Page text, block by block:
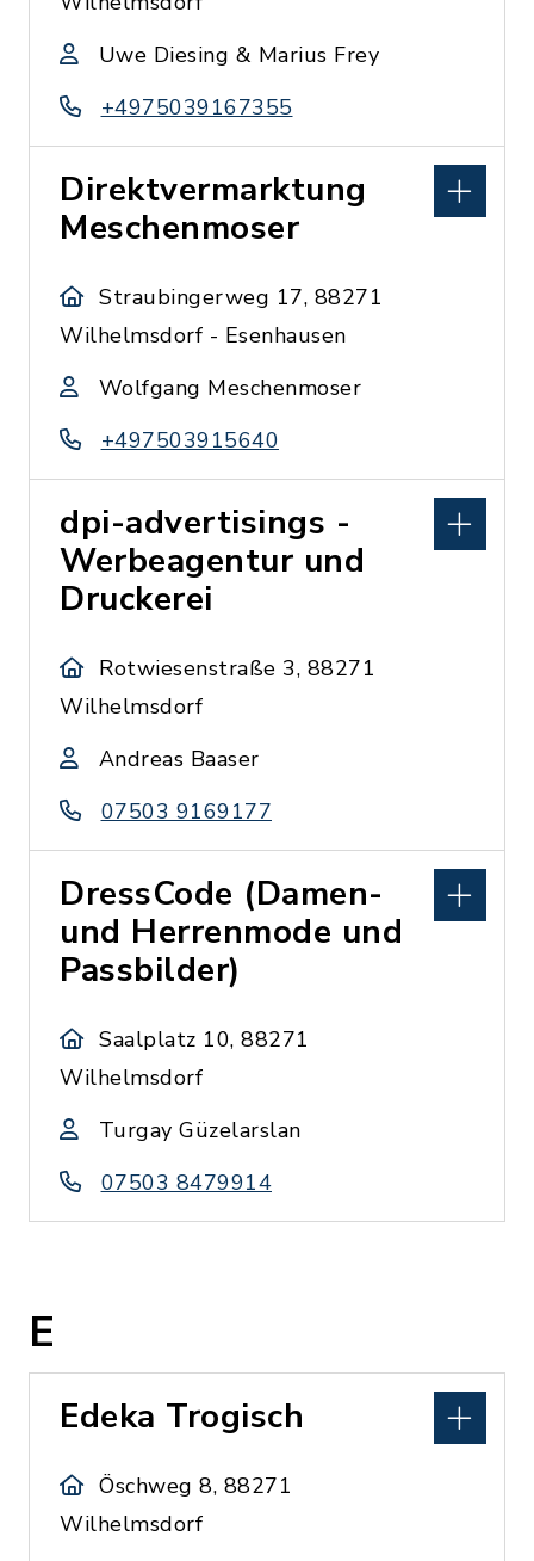
Uwe Diesing & Marius Frey
+4975039167355
Direktvermarktung
Meschenmoser
Straubingerweg 17, 88271
Wilhelmsdorf - Esenhausen
Wolfgang Meschenmoser
+497503915640
dpi-advertisings -
Werbeagentur und
Druckerei
Rotwiesenstraße 3, 88271
Wilhelmsdorf
Andreas Baaser
07503 9169177
DressCode (Damen-
und Herrenmode und
Passbilder)
Saalplatz 10, 88271
Wilhelmsdorf
Turgay Güzelarslan
07503 8479914
E
Edeka Trogisch
Öschweg 8, 88271
Wilhelmsdorf